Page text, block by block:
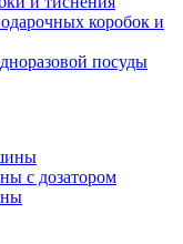
коробок и
посуды
с дозатором